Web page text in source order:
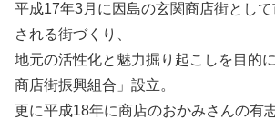
平成17年3月に因島の玄関商店街とし
される街づくり、
地元の活性化と魅力掘り起こしを目的
商店街振興組合」設立。
更に平成18年に商店のおかみさんの有